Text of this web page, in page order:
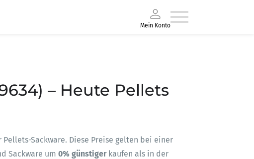
Mein Konto
– Heute Pellets
Pellets-Sackware. Diese Preise gelten bei einer
Sackware um 0% günstigerkaufen als in der